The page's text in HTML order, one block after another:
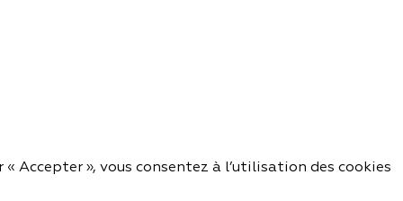
Accepter », vous consentez à l’utilisation des cookies